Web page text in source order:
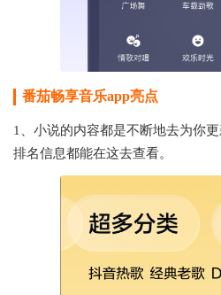
番茄畅享音乐app亮点
1、小说的内容都是不断地去为你
排名信息都能在这去查看。